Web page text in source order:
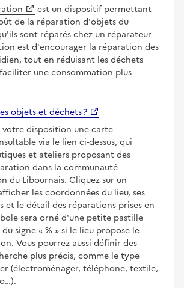
est un dispositif permettant
de la réparation d'objets du
sont réparés chez un réparateur
est d'encourager la réparation des
tout en réduisant les déchets
une consommation plus
objets et déchets ?
votre disposition une carte
via le lien ci-dessus, qui
et ateliers proposant des
dans la communauté
du Libournais. Cliquez sur un
les coordonnées du lieu, ses
et le détail des réparations prises en
sera orné d'une petite pastille
signe
%
si le lieu propose le
Vous pourrez aussi définir des
plus précis, comme le type
(électroménager, téléphone, textile,